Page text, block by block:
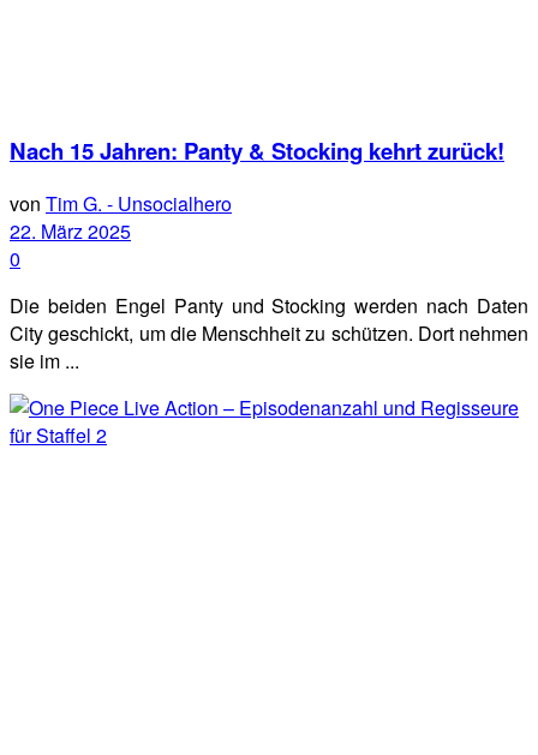
Nach 15 Jahren: Panty & Stocking kehrt zurück!
von Tim G. - Unsocialhero
22. März 2025
0
Die beiden Engel Panty und Stocking werden nach Daten
City geschickt, um die Menschheit zu schützen. Dort nehmen
sie im ...